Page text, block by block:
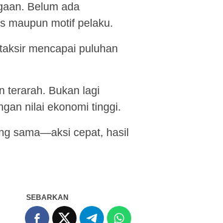
Belum ada
maupun motif pelaku.
mencapai puluhan
terarah. Bukan lagi
nilai ekonomi tinggi.
sama—aksi cepat, hasil
SEBARKAN